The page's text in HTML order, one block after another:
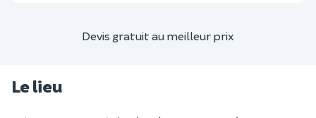
Devis gratuit au meilleur prix
Le lieu